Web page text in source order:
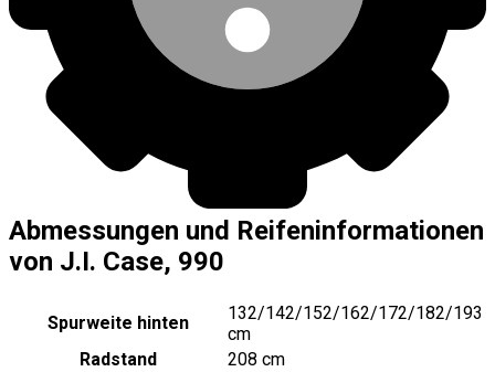
Abmessungen und Reifeninformationen
von J.I. Case, 990
Spurweite hinten
132/142/152/162/172/182/193
cm
Radstand
208 cm